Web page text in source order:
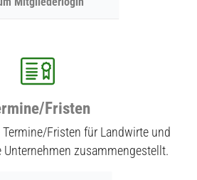
Fristen
Fristen für Landwirte und
Unternehmen zusammengestellt.